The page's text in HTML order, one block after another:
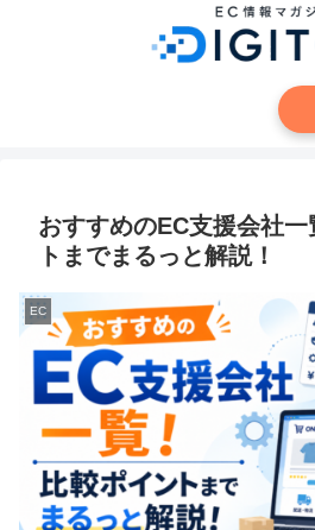
おすすめのEC支援会社
トまでまるっと解説！
EC